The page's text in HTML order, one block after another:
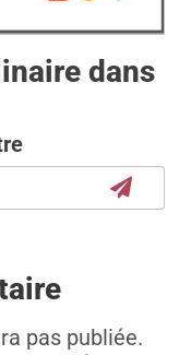
dans
pas publiée.